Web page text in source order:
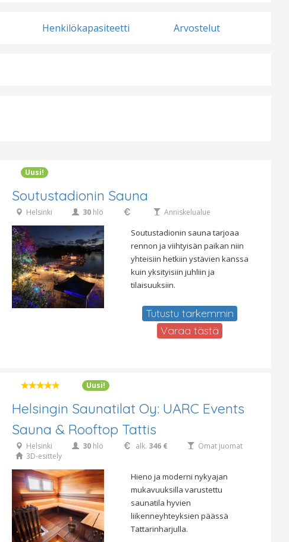
Henkilökapasiteetti Arvostelut
Uusi!
Soutustadionin Sauna
Helsinki 30 hlö Anniskelualue
Soutustadionin sauna tarjoaa
rennon ja viihtyisän paikan niin
yhteisiin hetkiin ystävien kanssa
kuin yksityisiin juhliin ja
tilaisuuksiin.
Tutustu tarkemmin
Varaa tästä
Uusi!
Helsingin Saunatilat Oy: UARC Events
Sauna & Rooftop Tattis
Helsinki 30 hlö alk. 346 €
Omat juomat
3D-esittely
Hieno ja moderni nykyajan
mukavuuksilla varustettu
saunatila hyvien
liikenneyhteyksien päässä
Tattarinharjulla.